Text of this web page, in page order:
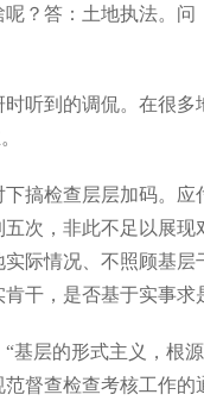
呢？答：土地执法。
到的调侃。在很多
检查层层加码。应
五次，非此不足以展
际情况、不照顾基
干，是否基于实事求
层的形式主义，根源
督查检查考核工作